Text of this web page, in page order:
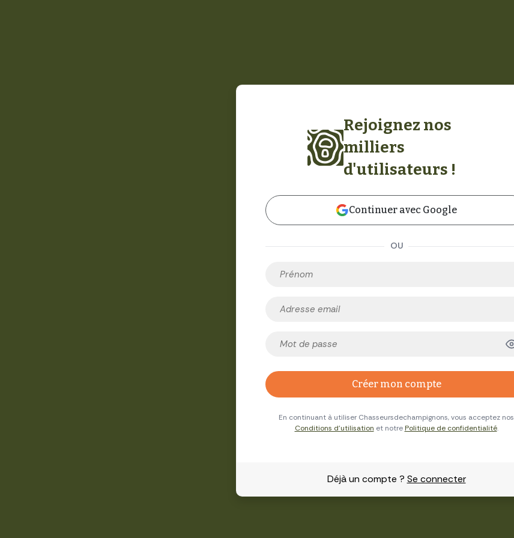
Rejoignez nos
milliers
d'utilisateurs !
Continuer avec Google
OU
Créer mon compte
En continuant à utiliser Chasseursdechampignons, vous acceptez nos
Conditions d'utilisation et notre Politique de confidentialité.
Déjà un compte ? Se connecter